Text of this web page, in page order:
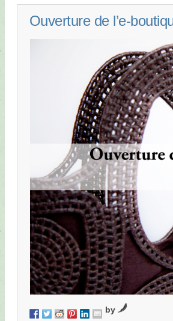
Ouverture de l’e-
by